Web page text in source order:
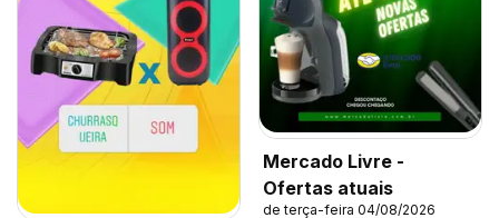
Mercado Livre -
Ofertas atuais
de terça-feira 04/08/2026